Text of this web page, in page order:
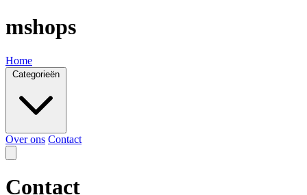
mshops
Home
Categorieën
Over ons Contact
Contact